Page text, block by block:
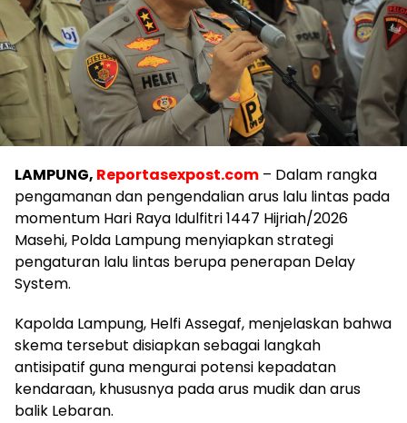
LAMPUNG, Reportasexpost.com – Dalam rangka
pengamanan dan pengendalian arus lalu lintas pada
momentum Hari Raya Idulfitri 1447 Hijriah/2026
Masehi, Polda Lampung menyiapkan strategi
pengaturan lalu lintas berupa penerapan Delay
System.
Kapolda Lampung, Helfi Assegaf, menjelaskan bahwa
skema tersebut disiapkan sebagai langkah
antisipatif guna mengurai potensi kepadatan
kendaraan, khususnya pada arus mudik dan arus
balik Lebaran.